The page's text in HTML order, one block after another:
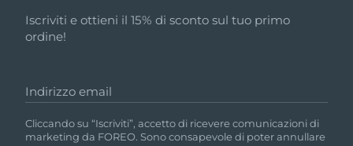
Iscriviti e ottieni il 15% di sconto sul tuo primo
ordine!
Indirizzo email
Cliccando su “Iscriviti”, accetto di ricevere comunicazioni di
marketing da FOREO. Sono consapevole di poter annullare